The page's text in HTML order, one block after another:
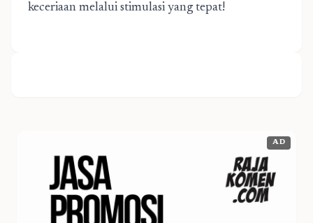
keceriaan melalui stimulasi yang tepat!
AD